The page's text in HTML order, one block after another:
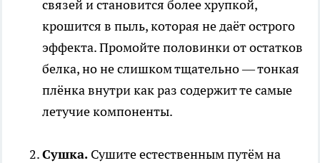
связей и становится более хрупкой,
крошится в пыль, которая не даёт острого
эффекта. Промойте половинки от остатков
белка, но не слишком тщательно — тонкая
плёнка внутри как раз содержит те самые
летучие компоненты.
Сушка. Сушите естественным путём на